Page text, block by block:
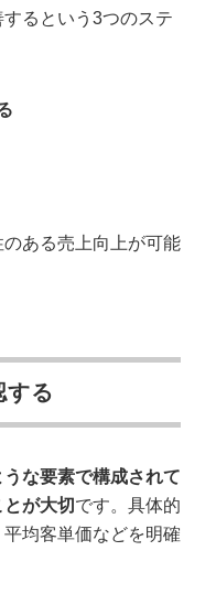
るという3つのステ
ある売上向上が可能
する
な要素で構成されて
が大切 です。具体的
均客単価などを明確